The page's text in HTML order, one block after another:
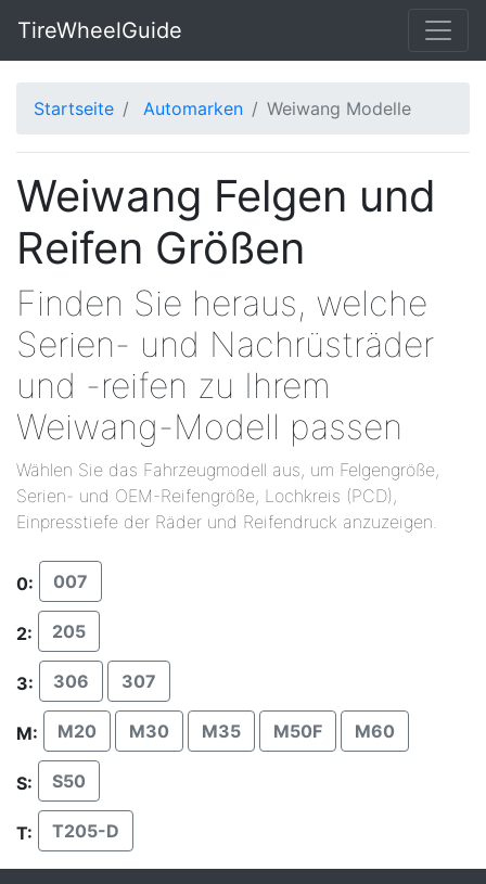
TireWheelGuide
Startseite Automarken Weiwang Modelle
Weiwang Felgen und
Reifen Größen
Finden Sie heraus, welche
Serien- und Nachrüsträder
und -reifen zu Ihrem
Weiwang-Modell passen
Wählen Sie das Fahrzeugmodell aus, um Felgengröße,
Serien- und OEM-Reifengröße, Lochkreis (PCD),
Einpresstiefe der Räder und Reifendruck anzuzeigen.
0: 007
2: 205
3: 306 307
M: M20 M30 M35 M50F M60
S: S50
T: T205-D